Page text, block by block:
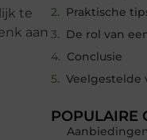
te
aan
De rol van
Conclusie
Veelgestelde
POPULAIRE
Aanbiedingen